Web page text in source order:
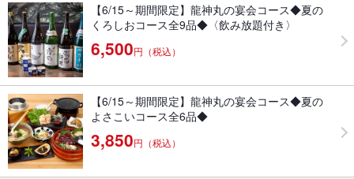
【6/15～期間限定】龍神丸の宴会コース◆夏の
くろしおコース全9品◆〈飲み放題付き〉
6,500円（税込）
【6/15～期間限定】龍神丸の宴会コース◆夏の
よさこいコース全6品◆
3,850円（税込）